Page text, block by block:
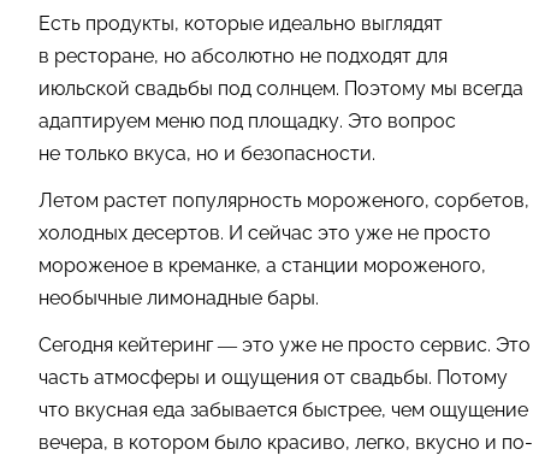
Есть продукты, которые идеально выглядят
в ресторане, но абсолютно не подходят для
июльской свадьбы под солнцем. Поэтому мы всегда
адаптируем меню под площадку. Это вопрос
не только вкуса, но и безопасности.
Летом растет популярность мороженого, сорбетов,
холодных десертов. И сейчас это уже не просто
мороженое в креманке, а станции мороженого,
необычные лимонадные бары.
Сегодня кейтеринг — это уже не просто сервис. Это
часть атмосферы и ощущения от свадьбы. Потому
что вкусная еда забывается быстрее, чем ощущение
вечера, в котором было красиво, легко, вкусно и по-